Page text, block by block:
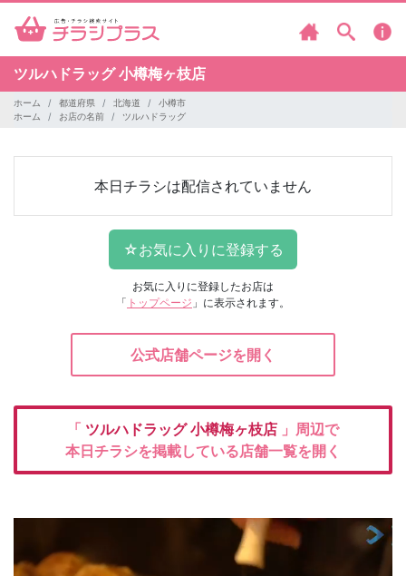
ツルハドラッグ小樽梅ヶ枝店
ホーム 都道府県 北海道
小樽市
ホーム
お店の名前 ツルハドラッグ
本日チラシは配信されていません
お気に入りに登録したお店は
「 トップページ 」に表示されます。
公式店舗ページを開く
「 ツルハドラッグ小樽梅ヶ枝店 」周辺で
本日チラシを掲載している店舗一覧を開く